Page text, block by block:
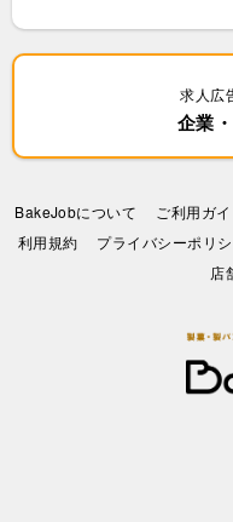
求人広
企業
BakeJobについて ご利用ガ
利⽤規約
プライバシーポリ
店